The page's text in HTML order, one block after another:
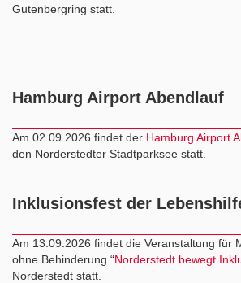
Gutenbergring statt.
Hamburg Airport Abendlauf
Am 02.09.2026 findet der Hamburg Airport
den Norderstedter Stadtparksee statt.
Inklusionsfest der
Am 13.09.2026 findet die Veranstaltung für
ohne Behinderung “Norderstedt bewegt
Norderstedt statt.